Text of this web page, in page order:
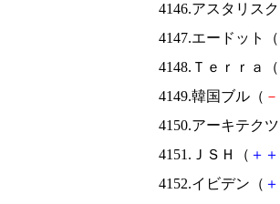
4146.アスタリス
4147.エードット（
4148.Ｔｅｒｒａ（
4149.韓国ブル（ －
4150.アーキテク
4151.ＪＳＨ（ ＋ ＋
4152.イビデン（ ＋